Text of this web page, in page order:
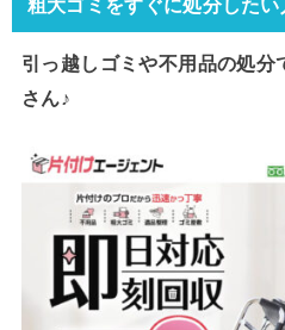
引っ越しゴミや不用品の処分
さん♪